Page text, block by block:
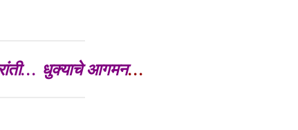
धुक्याचे आगमन…